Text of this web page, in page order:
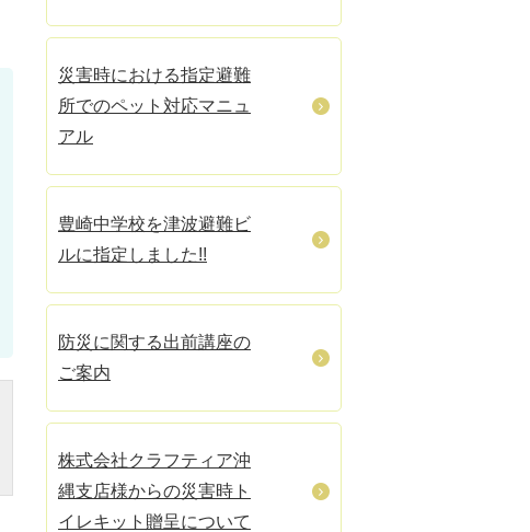
災害時における指定避難
所でのペット対応マニュ
アル
豊崎中学校を津波避難ビ
ルに指定しました!!
防災に関する出前講座の
ご案内
株式会社クラフティア沖
縄支店様からの災害時ト
イレキット贈呈について